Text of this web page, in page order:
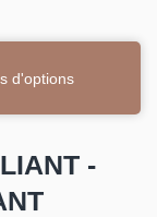
d'options
-